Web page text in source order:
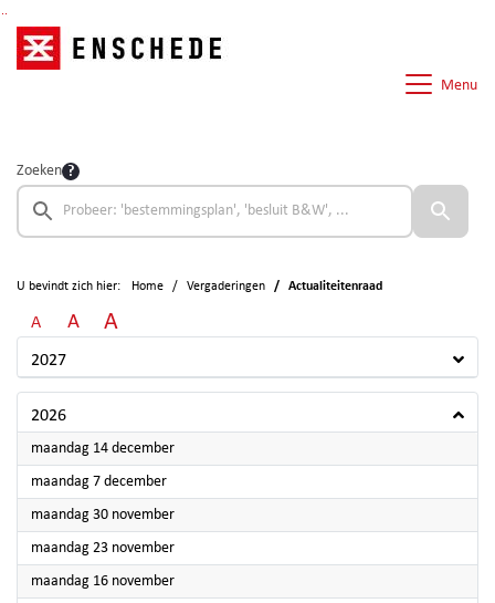
Menu
Zoeken
U bevindt zich hier: Home Vergaderingen Actualiteitenraad
A A A
2027
2026
maandag 14 december2026
maandag 7 december2026
maandag 30 november2026
maandag 23 november2026
maandag 16 november2026